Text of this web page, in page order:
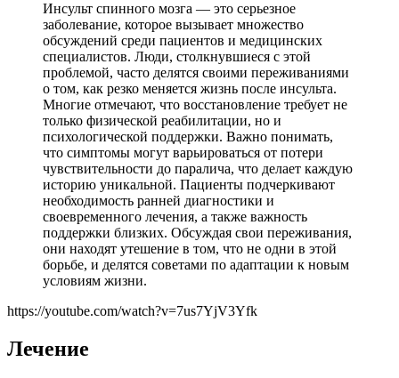
Инсульт спинного мозга — это серьезное
заболевание, которое вызывает множество
обсуждений среди пациентов и медицинских
специалистов. Люди, столкнувшиеся с этой
проблемой, часто делятся своими переживаниями
о том, как резко меняется жизнь после инсульта.
Многие отмечают, что восстановление требует не
только физической реабилитации, но и
психологической поддержки. Важно понимать,
что симптомы могут варьироваться от потери
чувствительности до паралича, что делает каждую
историю уникальной. Пациенты подчеркивают
необходимость ранней диагностики и
своевременного лечения, а также важность
поддержки близких. Обсуждая свои переживания,
они находят утешение в том, что не одни в этой
борьбе, и делятся советами по адаптации к новым
условиям жизни.
https://youtube.com/watch?v=7us7YjV3Yfk
Лечение